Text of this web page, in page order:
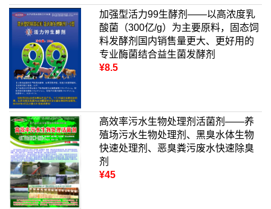
加强型活力99生酵剂——以高浓度乳
酸菌（300亿/g）为主要原料，固态饲
料发酵剂国内销售量更大、更好用的
专业酶菌结合益生菌发酵剂
¥8.5
高效率污水生物处理剂活菌剂——养
殖场污水生物处理剂、黑臭水体生物
快速处理剂、恶臭粪污废水快速除臭
剂
¥45